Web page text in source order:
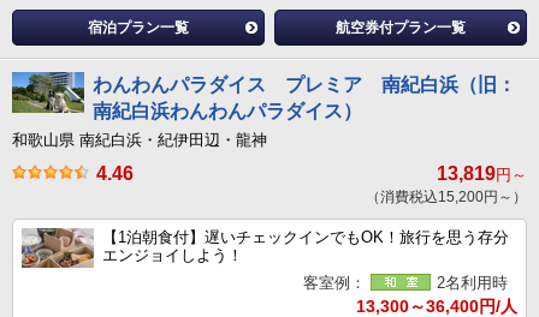
宿泊プラン一覧 航空券付プラン一覧
わんわんパラダイス プレミア 南紀白浜（旧：
南紀白浜わんわんパラダイス）
和歌山県 南紀白浜・紀伊田辺・龍神
4.46 13,819円～
（消費税込15,200円～）
【1泊朝食付】遅いチェックインでもOK！旅行を思う存分
エンジョイしよう！
客室例：
2名利用時
13,300～36,400円/人